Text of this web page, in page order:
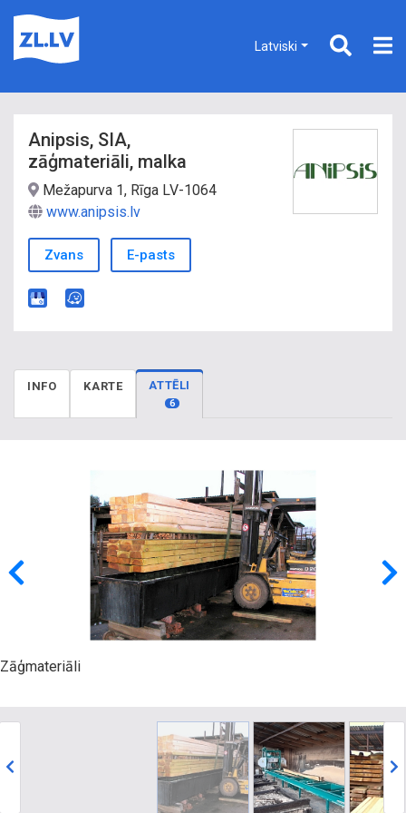
Latviski
Anipsis, SIA,
zāģmateriāli, malka
Mežapurva 1, Rīga LV-1064
www.anipsis.lv
Zvans E-pasts
INFO KARTE ATTĒLI
6
Zāģmateriāli